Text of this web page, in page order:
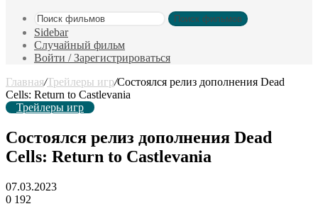
Поиск фильмов
Sidebar
Случайный фильм
Войти / Зарегистрироваться
Главная/Трейлеры игр/Состоялся релиз дополнения Dead
Cells: Return to Castlevania
Трейлеры игр
Состоялся релиз дополнения Dead
Cells: Return to Castlevania
07.03.2023
0 192